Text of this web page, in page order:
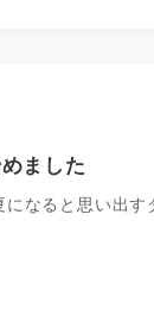
ました
なると思い出